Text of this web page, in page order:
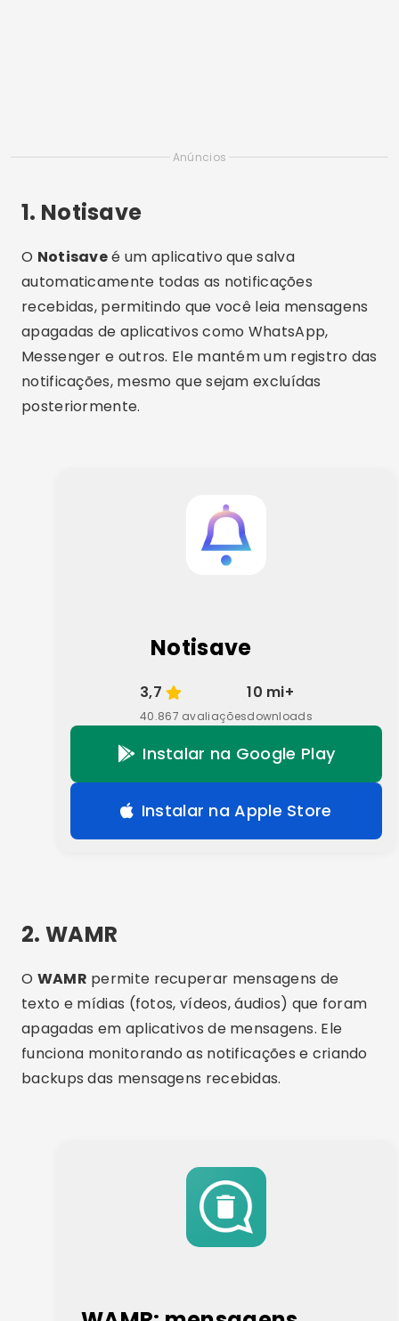
Anúncios
1. Notisave
O Notisaveé um aplicativo que salva
automaticamente todas as notificações
recebidas, permitindo que você leia mensagens
apagadas de aplicativos como WhatsApp,
Messenger e outros. Ele mantém um registro das
notificações, mesmo que sejam excluídas
posteriormente.
Notisave
3,7
40.867 avaliações
10 mi+
downloads
Instalar na Google Play
Instalar na Apple Store
2. WAMR
O WAMR permite recuperar mensagens de
texto e mídias (fotos, vídeos, áudios) que foram
apagadas em aplicativos de mensagens. Ele
funciona monitorando as notificações e criando
backups das mensagens recebidas.